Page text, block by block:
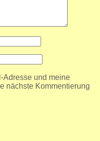
Adresse und meine
nächste Kommentierung